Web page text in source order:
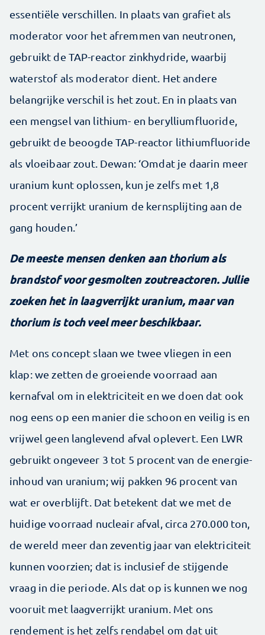
essentiële verschillen. In plaats van grafiet als
moderator voor het afremmen van neutronen,
gebruikt de TAP-reactor zinkhydride, waarbij
waterstof als moderator dient. Het andere
belangrijke verschil is het zout. En in plaats van
een mengsel van lithium- en berylliumfluoride,
gebruikt de beoogde TAP-reactor lithiumfluoride
als vloeibaar zout. Dewan: ‘Omdat je daarin meer
uranium kunt oplossen, kun je zelfs met 1,8
procent verrijkt uranium de kernsplijting aan de
gang houden.’
De meeste mensen denken aan thorium als
brandstof voor gesmolten zoutreactoren. Jullie
zoeken het in laagverrijkt uranium, maar van
thorium is toch veel meer beschikbaar.
Met ons concept slaan we twee vliegen in een
klap: we zetten de groeiende voorraad aan
kernafval om in elektriciteit en we doen dat ook
nog eens op een manier die schoon en veilig is en
vrijwel geen langlevend afval oplevert. Een LWR
gebruikt ongeveer 3 tot 5 procent van de energie-
inhoud van uranium; wij pakken 96 procent van
wat er overblijft. Dat betekent dat we met de
huidige voorraad nucleair afval, circa 270.000 ton,
de wereld meer dan zeventig jaar van elektriciteit
kunnen voorzien; dat is inclusief de stijgende
vraag in die periode. Als dat op is kunnen we nog
vooruit met laagverrijkt uranium. Met ons
rendement is het zelfs rendabel om dat uit